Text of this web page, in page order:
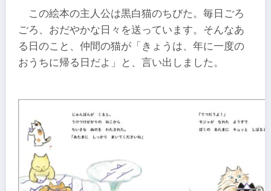
この絵本の主人公は黒白猫のちびた。毎日ごろ
ごろ、おだやかな日々を送っています。そんなあ
る日のこと、仲間の猫が「きょうは、年に一度の
おうちに帰る日だよ」と、言い出しました。